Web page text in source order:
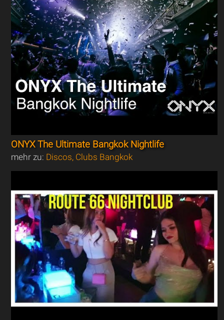
ONYX The Ultimate Bangkok Nightlife
mehr zu: Discos, Clubs Bangkok